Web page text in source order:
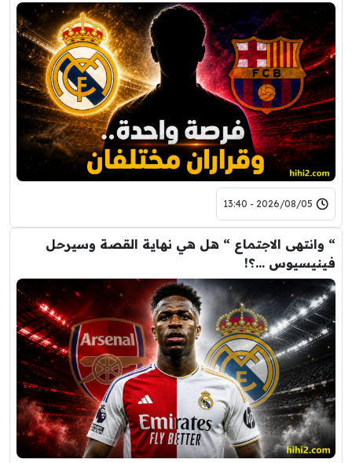
2026/08/05 - 13:40
“ وانتهى الاجتماع “ هل هي نهاية القصة وسيرحل
فينيسيوس …؟!